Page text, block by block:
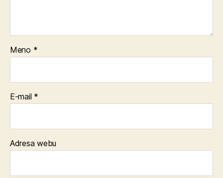
Meno *
E-mail *
Adresa webu